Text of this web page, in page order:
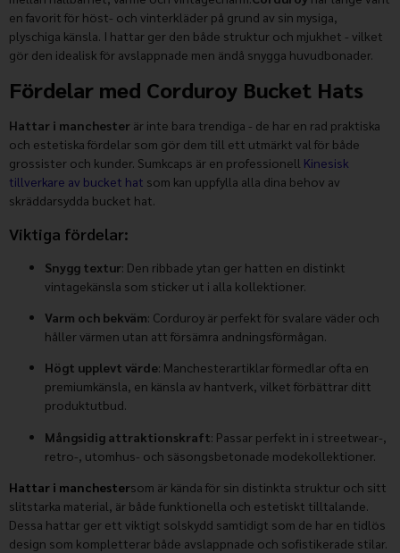
en favorit för höst- och vinterkläder på grund av sin mysiga,
plyschiga känsla. I hattar ger den både struktur och mjukhet - vilket
gör den idealisk för avslappnade men ändå snygga huvudbonader.
Fördelar med Corduroy Bucket Hats
Hattar i manchester är inte bara trendiga - de har en rad praktiska
och estetiska fördelar som gör dem till ett utmärkt val för både
grossister och kunder. Sumkcaps är en professionell Kinesisk
tillverkare av bucket hat som kan uppfylla alla dina behov av
skräddarsydda bucket hat.
Viktiga fördelar:
Snygg textur: Den ribbade ytan ger hatten en distinkt
vintagekänsla som sticker ut i alla kollektioner.
Varm och bekväm: Corduroy är perfekt för svalare väder och
håller värmen utan att försämra andningsförmågan.
Högt upplevt värde: Manchesterartiklar förmedlar ofta en
premiumkänsla, en känsla av hantverk, vilket förbättrar ditt
produktutbud.
Mångsidig attraktionskraft: Passar perfekt in i streetwear-,
retro-, utomhus- och säsongsbetonade modekollektioner.
Hattar i manchestersom är kända för sin distinkta struktur och sitt
slitstarka material, är både funktionella och estetiskt tilltalande.
Dessa hattar ger ett viktigt solskydd samtidigt som de har en tidlös
design som kompletterar både avslappnade och sofistikerade stilar.